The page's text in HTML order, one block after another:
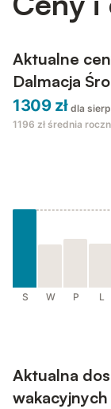
Aktualne
Dalmacja
1309 zł dla
1196 zł średnia
S W P L
Aktualna